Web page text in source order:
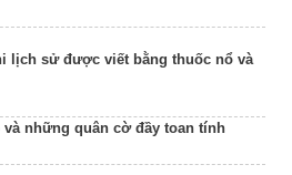
lịch sử được viết bằng thuốc nổ và
những quân cờ đầy toan tính